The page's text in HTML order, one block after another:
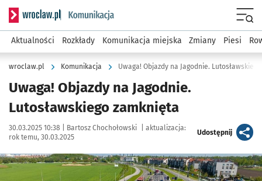
Serwis informacyjny wroclaw.pl podserwis: Komunikacja
Aktualności Rozkłady Komunikacja miejska Zmiany Piesi
wroclaw.pl Komunikacja Uwaga! Objazdy na Jagodnie.
Uwaga! Objazdy na Jagodnie.
Lutosławskiego zamknięta
Data publikacji:
30.03.2025 10:38 | Autor:
Bartosz Chochołowski
aktualizacja:
rok temu, 30.03.2025
Udostępnijartykuł
Kliknij, aby powiększyć